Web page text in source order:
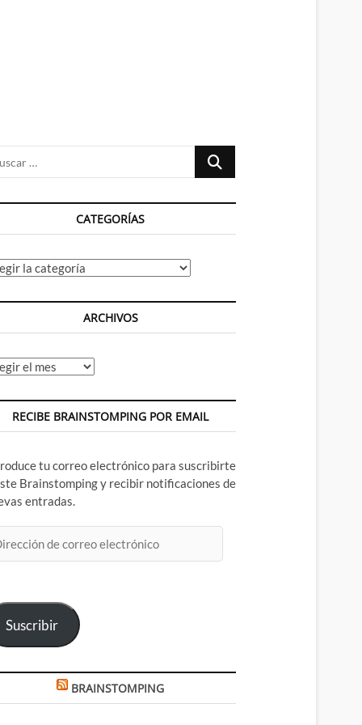
Buscar
CATEGORÍAS
ARCHIVOS
RECIBE BRAINSTOMPING POR EMAIL
tu correo electrónico para suscribirte
Brainstomping y recibir notificaciones de
entradas.
Suscribir
BRAINSTOMPING